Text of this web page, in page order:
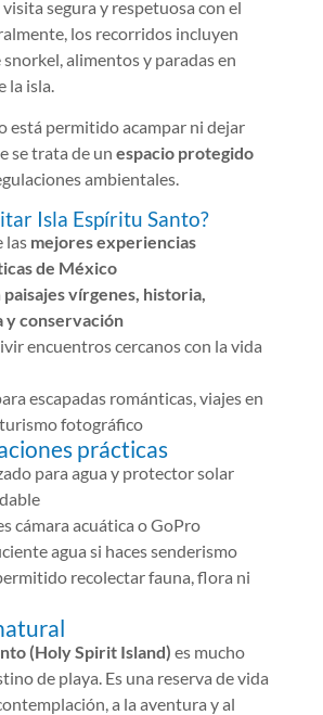
segura y respetuosa con el
los recorridos incluyen
snorkel, alimentos y paradas en
la isla.
está permitido acampar ni dejar
se trata de un espacio protegido
ambientales.
Isla Espíritu Santo?
las mejores experiencias
de México
paisajes vírgenes, historia,
y conservación
encuentros cercanos con la vida
escapadas románticas, viajes en
fotográfico
prácticas
para agua y protector solar
cámara acuática o GoPro
agua si haces senderismo
recolectar fauna, flora ni
(Holy Spirit Island) es mucho
de playa. Es una reserva de vida
a la aventura y al